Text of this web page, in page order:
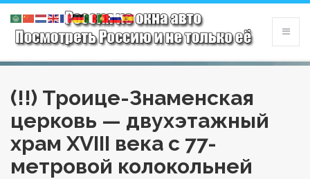
(!!) Троице-Знаменская
церковь — двухэтажный
храм XVIII века с 77-
метровой колокольней